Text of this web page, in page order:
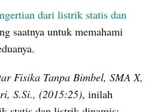
dari listrik statis dan
saatnya untuk memahami
Fisika Tanpa Bimbel, SMA X,
S.Si., (2015:25), inilah